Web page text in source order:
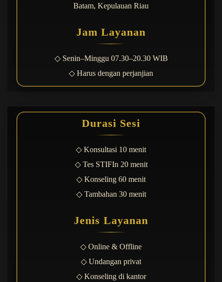
Kenali Tanda dan Dampaknya Sebelum
Kerja Keras Tidak Cukup, Anda Harus
Kenali Mesin Kecerdasan Otak
Konseling Sangat Penting untuk
Kesehatan Mental dan Kehidupan Anda
Coaching Karier Temukan Arah Hidupmu
dan Percepat Kemajuanmu
Batam, Kepulauan Riau
Jam Layanan
◇ Senin–Minggu 07.30–20.30 WIB
◇ Harus dengan perjanjian
Durasi Sesi
◇ Konsultasi 10 menit
◇ Tes STIFIn 20 menit
◇ Konseling 60 menit
◇ Tambahan 30 menit
Jenis Layanan
◇ Online & Offline
◇ Undangan privat
◇ Konseling di kantor